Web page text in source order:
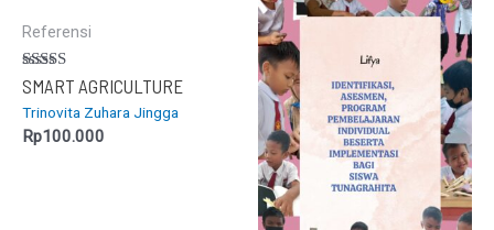
Referensi
Dinilai
5.00
dari 5
SMART AGRICULTURE
Trinovita Zuhara Jingga
Rp100.000